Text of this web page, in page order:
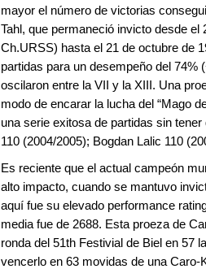
mayor el número de victorias
Tahl, que permaneció invicto desde el
Ch.URSS) hasta el 21 de octubre de
partidas para un desempeño del
oscilaron entre la VII y la XIII. Una
modo de encarar la lucha del “Mago
una serie exitosa de partidas sin
110 (2004/2005); Bogdan Lalic 110
Es reciente que el actual campeón
alto impacto, cuando se mantuvo
aquí fue su elevado performance
media fue de 2688. Esta proeza de
ronda del 51th Festivial de Biel en 57
vencerlo en 63 movidas de una Caro-